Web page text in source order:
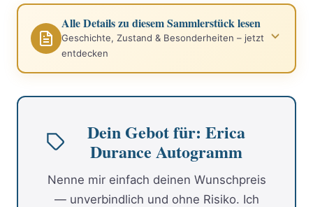
Alle Details zu diesem Sammlerstück lesen
Geschichte, Zustand & Besonderheiten – jetzt
entdecken
Dein Gebot für: Erica
Durance Autogramm
Nenne mir einfach deinen Wunschpreis
— unverbindlich und ohne Risiko. Ich